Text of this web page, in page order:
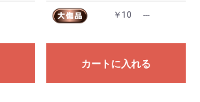
￥10 ---
カートに入れる